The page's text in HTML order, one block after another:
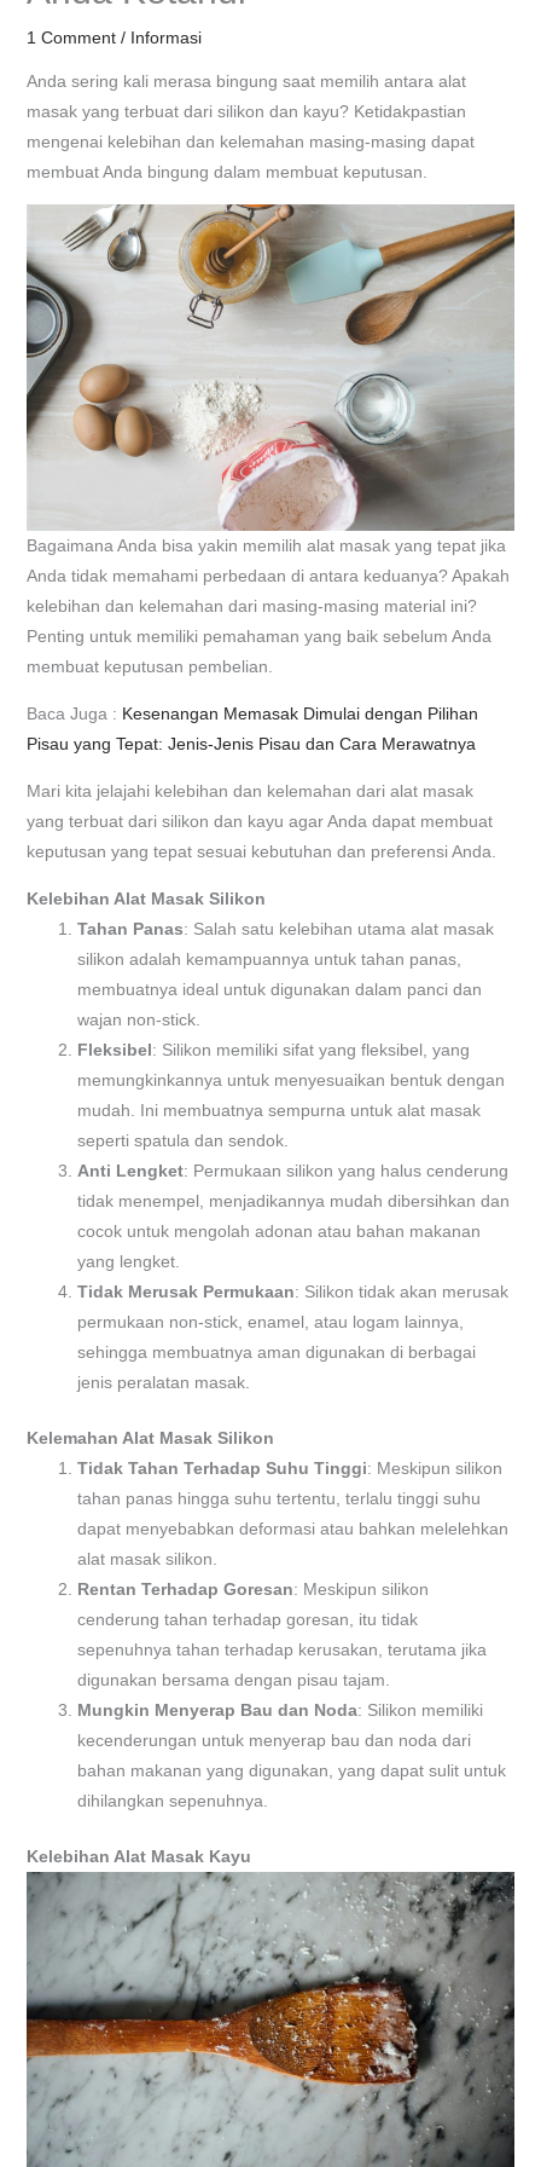
1 Comment / Informasi
Anda sering kali merasa bingung saat memilih antara alat
masak yang terbuat dari silikon dan kayu? Ketidakpastian
mengenai kelebihan dan kelemahan masing-masing dapat
membuat Anda bingung dalam membuat keputusan.
Bagaimana Anda bisa yakin memilih alat masak yang tepat jika
Anda tidak memahami perbedaan di antara keduanya? Apakah
kelebihan dan kelemahan dari masing-masing material ini?
Penting untuk memiliki pemahaman yang baik sebelum Anda
membuat keputusan pembelian.
Baca Juga : Kesenangan Memasak Dimulai dengan Pilihan
Pisau yang Tepat: Jenis-Jenis Pisau dan Cara Merawatnya
Mari kita jelajahi kelebihan dan kelemahan dari alat masak
yang terbuat dari silikon dan kayu agar Anda dapat membuat
keputusan yang tepat sesuai kebutuhan dan preferensi Anda.
Kelebihan Alat Masak Silikon
Tahan Panas: Salah satu kelebihan utama alat masak
silikon adalah kemampuannya untuk tahan panas,
membuatnya ideal untuk digunakan dalam panci dan
wajan non-stick.
Fleksibel: Silikon memiliki sifat yang fleksibel, yang
memungkinkannya untuk menyesuaikan bentuk dengan
mudah. Ini membuatnya sempurna untuk alat masak
seperti spatula dan sendok.
Anti Lengket: Permukaan silikon yang halus cenderung
tidak menempel, menjadikannya mudah dibersihkan dan
cocok untuk mengolah adonan atau bahan makanan
yang lengket.
Tidak Merusak Permukaan: Silikon tidak akan merusak
permukaan non-stick, enamel, atau logam lainnya,
sehingga membuatnya aman digunakan di berbagai
jenis peralatan masak.
Kelemahan Alat Masak Silikon
Tidak Tahan Terhadap Suhu Tinggi: Meskipun silikon
tahan panas hingga suhu tertentu, terlalu tinggi suhu
dapat menyebabkan deformasi atau bahkan melelehkan
alat masak silikon.
Rentan Terhadap Goresan: Meskipun silikon
cenderung tahan terhadap goresan, itu tidak
sepenuhnya tahan terhadap kerusakan, terutama jika
digunakan bersama dengan pisau tajam.
Mungkin Menyerap Bau dan Noda: Silikon memiliki
kecenderungan untuk menyerap bau dan noda dari
bahan makanan yang digunakan, yang dapat sulit untuk
dihilangkan sepenuhnya.
Kelebihan Alat Masak Kayu